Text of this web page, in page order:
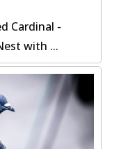
Cardinal -
with ...